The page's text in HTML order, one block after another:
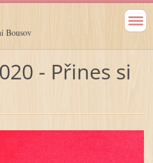
Bousov
- Přines si